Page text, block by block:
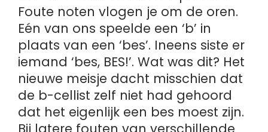
Foute noten vlogen je om de oren.
Eén van ons speelde een ‘b’ in
plaats van een ‘bes’. Ineens siste er
iemand ‘bes, BES!’. Wat was dit? Het
nieuwe meisje dacht misschien dat
de b-cellist zelf niet had gehoord
dat het eigenlijk een bes moest zijn.